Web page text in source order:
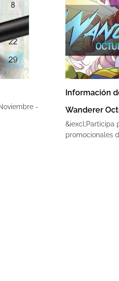
-
Información
Wanderer
&iexcl;Participa
promocionales